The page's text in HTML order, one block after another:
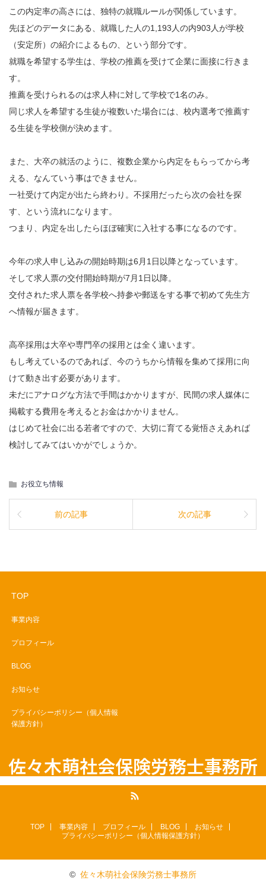
この内定率の高さには、独特の就職ルールが関係しています。
先ほどのデータにある、就職した人の1,193人の内903人が学校
（安定所）の紹介によるもの、という部分です。
就職を希望する学生は、学校の推薦を受けて企業に面接に行きま
す。
推薦を受けられるのは求人枠に対して学校で1名のみ。
同じ求人を希望する生徒が複数いた場合には、校内選考で推薦す
る生徒を学校側が決めます。
また、大卒の就活のように、複数企業から内定をもらってから考
える、なんていう事はできません。
一社受けて内定が出たら終わり。不採用だったら次の会社を探
す、という流れになります。
つまり、内定を出したらほぼ確実に入社する事になるのです。
今年の求人申し込みの開始時期は6月1日以降となっています。
そして求人票の交付開始時期が7月1日以降。
交付された求人票を各学校へ持参や郵送をする事で初めて先生方
へ情報が届きます。
高卒採用は大卒や専門卒の採用とは全く違います。
もし考えているのであれば、今のうちから情報を集めて採用に向
けて動き出す必要があります。
未だにアナログな方法で手間はかかりますが、民間の求人媒体に
掲載する費用を考えるとお金はかかりません。
はじめて社会に出る若者ですので、大切に育てる覚悟さえあれば
検討してみてはいかがでしょうか。
お役立ち情報
前の記事 次の記事
TOP
事業内容
プロフィール
BLOG
お知らせ
プライバシーポリシー（個人情報
保護方針）
佐々木萌社会保険労務士事務所
TOP 事業内容 プロフィール BLOG
お知らせ
プライバシーポリシー（個人情報保護方針）
© 佐々木萌社会保険労務士事務所